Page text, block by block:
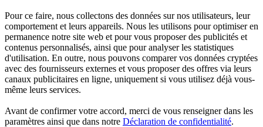
Pour ce faire, nous collectons des données sur nos utilisateurs, leur
comportement et leurs appareils. Nous les utilisons pour optimiser en
permanence notre site web et pour vous proposer des publicités et
contenus personnalisés, ainsi que pour analyser les statistiques
d'utilisation. En outre, nous pouvons comparer vos données cryptées
avec des fournisseurs externes et vous proposer des offres via leurs
canaux publicitaires en ligne, uniquement si vous utilisez déjà vous-
même leurs services.
Avant de confirmer votre accord, merci de vous renseigner dans les
paramètres ainsi que dans notre Déclaration de confidentialité.